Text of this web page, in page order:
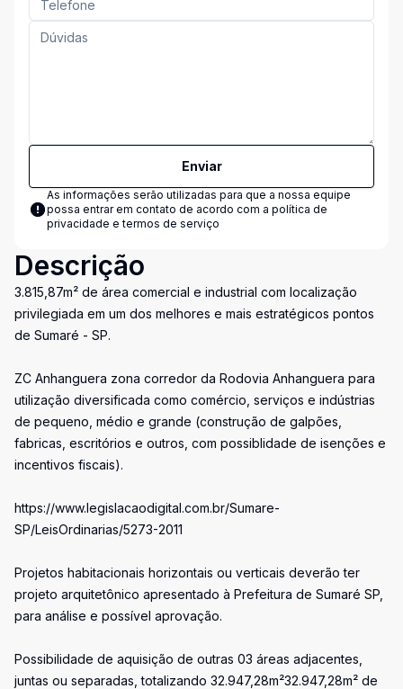
Enviar
As informações serão utilizadas para que a nossa equipe
possa entrar em contato de acordo com a política de
privacidade e termos de serviço
Descrição
3.815,87m² de área comercial e industrial com localização
privilegiada em um dos melhores e mais estratégicos pontos
de Sumaré - SP.
ZC Anhanguera zona corredor da Rodovia Anhanguera para
utilização diversificada como comércio, serviços e indústrias
de pequeno, médio e grande (construção de galpões,
fabricas, escritórios e outros, com possiblidade de isenções e
incentivos fiscais).
https://www.legislacaodigital.com.br/Sumare-
SP/LeisOrdinarias/5273-2011
Projetos habitacionais horizontais ou verticais deverão ter
projeto arquitetônico apresentado à Prefeitura de Sumaré SP,
para análise e possível aprovação.
Possibilidade de aquisição de outras 03 áreas adjacentes,
juntas ou separadas, totalizando 32.947,28m²32.947,28m² de